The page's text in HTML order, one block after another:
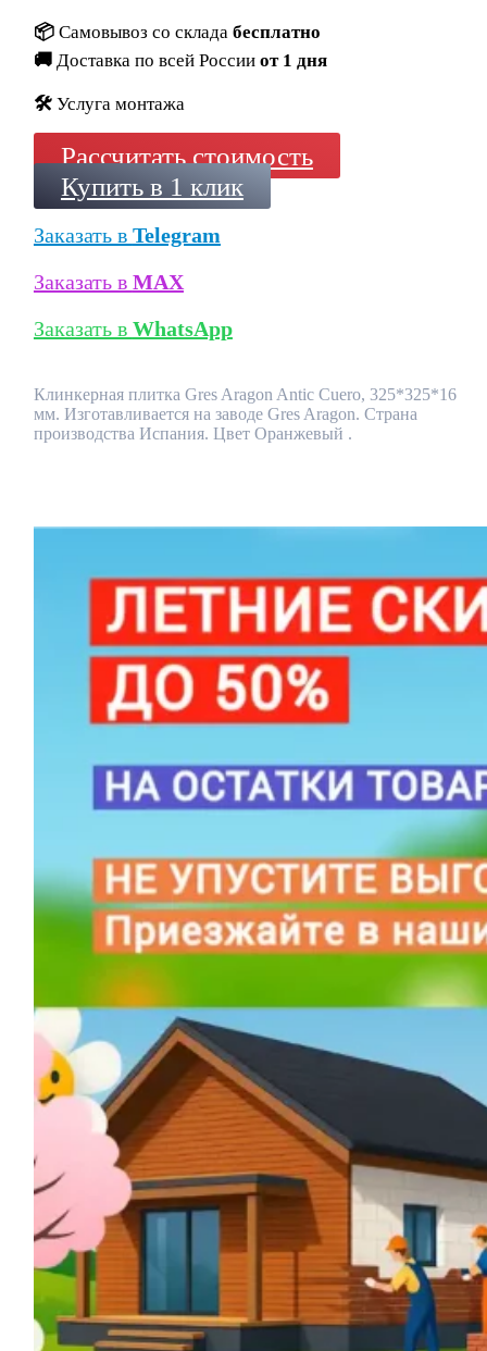
📦 Самовывоз со склада бесплатно
🚚 Доставка по всей России от 1 дня
🛠️ Услуга монтажа
Рассчитать стоимость
Купить в 1 клик
Заказать в Telegram
Заказать в MAX
Заказать в WhatsApp
Клинкерная плитка Gres Aragon Antic Cuero, 325*325*16
мм. Изготавливается на заводе Gres Aragon. Страна
производства Испания. Цвет Оранжевый .